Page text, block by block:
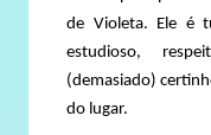
de Violeta. Ele é
estudioso,
(demasiado)
do lugar.